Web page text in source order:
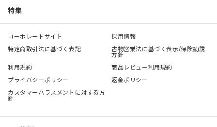
特集
コーポレートサイト
採用情報
特定商取引法に基づく表記
古物営業法に基づく表示/保険勧誘
方針
利用規約
商品レビュー利用規約
プライバシーポリシー
返金ポリシー
カスタマーハラスメントに対する方
針